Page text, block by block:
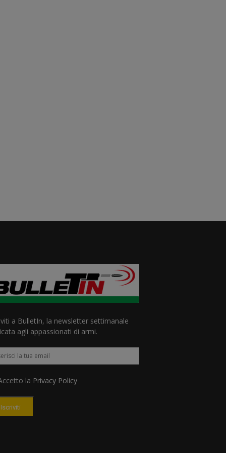
a BulletIn, la newsletter settimanale
agli appassionati di armi.
la Privacy Policy
Iscriviti